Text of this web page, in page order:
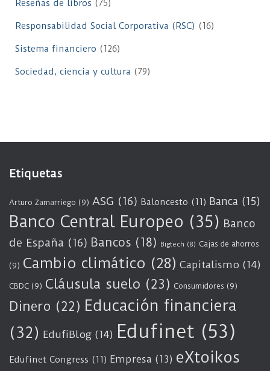
Reseñas de libros (75)
Responsabilidad Social Corporativa (RSC) (16)
Sistema financiero (126)
Sociedad, ciencia y cultura (79)
Etiquetas
Arturo Zamarriego (9) ASG (16) Baloncesto (11) Banca (15)
Banco Central Europeo (35) Banco
de España (16) Bancos (18) Bigtech (8) Cajas de ahorros
(9) Cambio climático (28) Capitalismo (14)
CBDC (9) Cláusula suelo (23) Consumidores (9)
Dinero (22) Educación financiera
(32) EdufiBlog (14) Edufinet (53)
Edufinet Congress (11) Empresa (13) eXtoikos